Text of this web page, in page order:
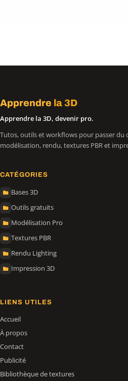
Apprendre la 3D
Apprendre la 3D, devenir pro.
Tutos, outils et workflows pour passer du
modélisation, rendu, textures PBR et
CATÉGORIES
Bases 3D
Outils gratuits
Modélisation Pro
Textures PBR
Rendu Lighting
Impression 3D
LIENS UTILES
Accueil
À propos
Contact
Publicité
Bibliothèque de textures